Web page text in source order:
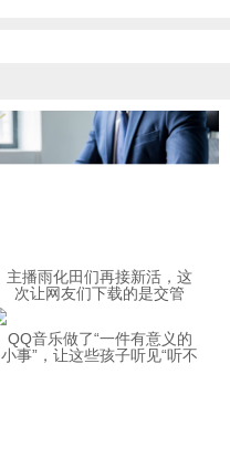
主播雨化田们再接新活，这
次让网友们下载的是交管
QQ音乐做了“一件有意义的
小事”，让这些孩子听见“听不